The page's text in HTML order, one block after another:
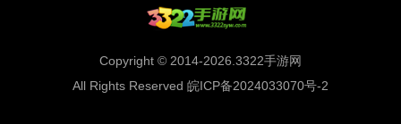
Copyright © 2014-2026.3322手游网
All Rights Reserved 皖ICP备2024033070号-2